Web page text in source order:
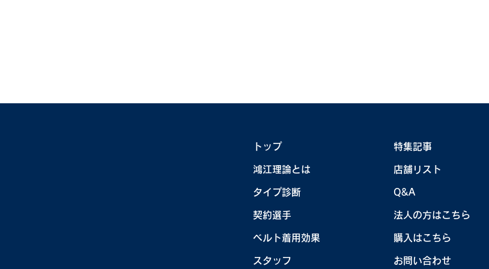
【TEAM KOUNOE】うで
体・菅楓華プロツアー2勝
目！
トップ
鴻江理論とは
タイプ診断
契約選手
ベルト着用効果
スタッフ
特集記事
店舗リスト
Q&A
法人の方はこちら
購入はこちら
お問い合わせ